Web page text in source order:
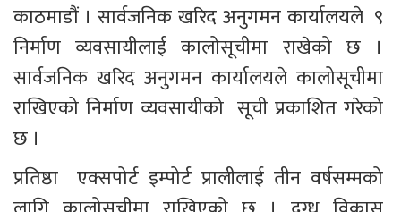
काठमाडौं । सार्वजनिक खरिद अनुगमन कार्यालयले  ९
निर्माण व्यवसायीलाई कालोसूचीमा राखेको छ ।
सार्वजनिक खरिद अनुगमन कार्यालयले कालोसूचीमा
राखिएको निर्माण व्यवसायीको  सूची प्रकाशित गरेको
छ ।
प्रतिष्ठा  एक्सपोर्ट इम्पोर्ट प्रालीलाई तीन वर्षसम्मको